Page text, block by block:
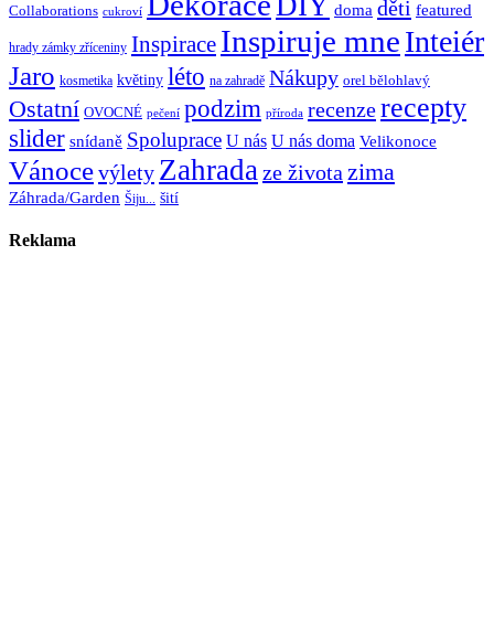
Collaborations cukroví doma děti featured
hrady zámky zříceniny Inspirace Inspiruje mneInteiér
Jaro kosmetika květiny léto na zahradě Nákupy orel bělohlavý
Ostatní OVOCNÉ pečení podzim příroda recenzerecepty
slider snídaně Spoluprace U nás U nás doma Velikonoce
Vánocevýlety Zahradaze života zima
Záhrada/Garden Šiju... šití
Reklama